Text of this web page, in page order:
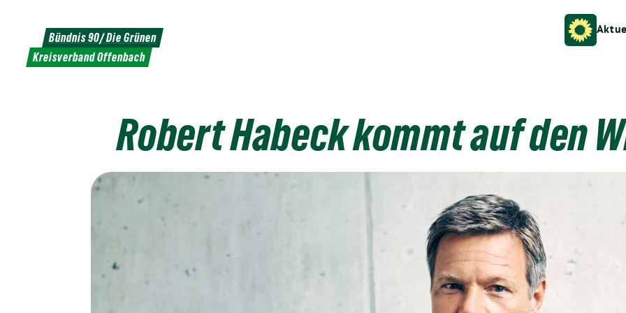
Inhalt
Bündnis 90/ Die Grünen
Kreisverband Offenbach
Robert Habeck kommt auf den